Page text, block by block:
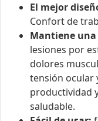
El mejor
Confort de
Mantiene
lesiones por
dolores
tensión ocular
productividad
saludable.